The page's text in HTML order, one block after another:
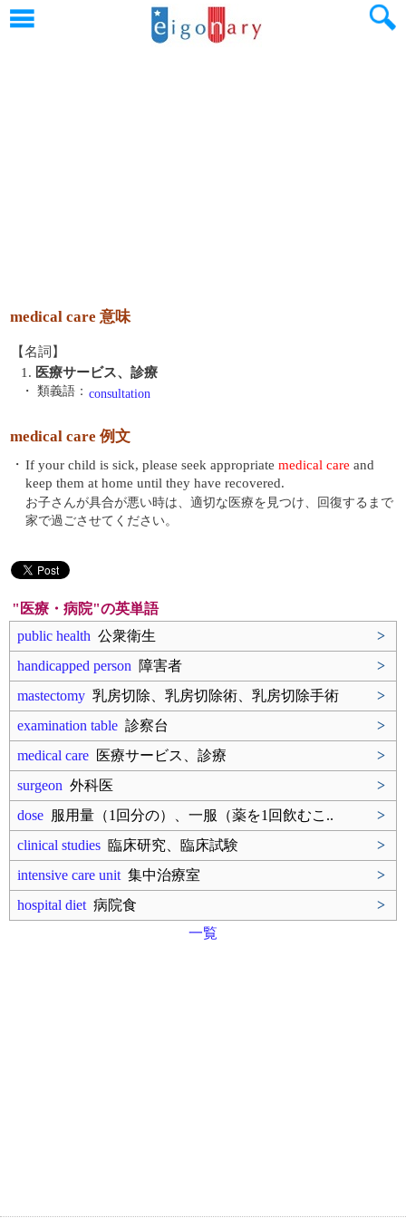
medical care 意味
【名詞】
1. 医療サービス、診療
・ 類義語： consultation
medical care 例文
・ If your child is sick, please seek appropriate medical care and
keep them at home until they have recovered.
お子さんが具合が悪い時は、適切な医療を見つけ、回復するまで
家で過ごさせてください。
"医療・病院"の英単語
public health 公衆衛生
>
handicapped person 障害者
>
mastectomy 乳房切除、乳房切除術、乳房切除手術
>
examination table 診察台
>
medical care 医療サービス、診療
>
surgeon 外科医
>
dose 服用量（1回分の）、一服（薬を1回飲むこ..
>
clinical studies 臨床研究、臨床試験
>
intensive care unit 集中治療室
>
hospital diet 病院食
>
一覧